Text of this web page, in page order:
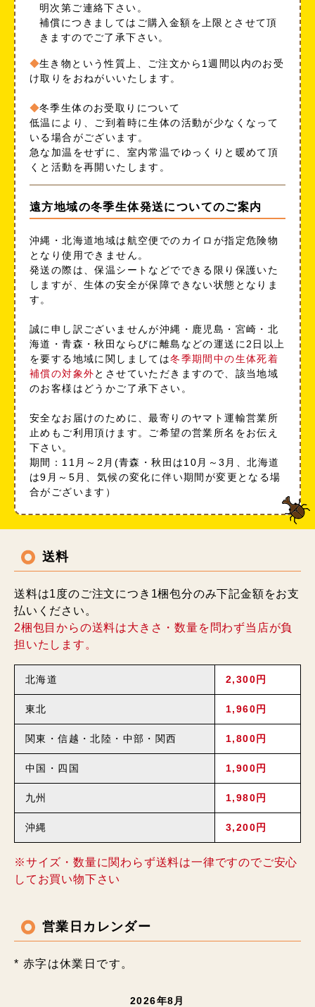
明次第ご連絡下さい。
補償につきましてはご購入金額を上限とさせて頂
きますのでご了承下さい。
生き物という性質上、ご注文から1週間以内のお受
け取りをおねがいいたします。
冬季生体のお受取りについて
低温により、ご到着時に生体の活動が少なくなって
いる場合がございます。
急な加温をせずに、室内常温でゆっくりと暖めて頂
くと活動を再開いたします。
遠方地域の冬季生体発送についてのご案内
沖縄・北海道地域は航空便でのカイロが指定危険物
となり使用できません。
発送の際は、保温シートなどでできる限り保護いた
しますが、生体の安全が保障できない状態となりま
す。
誠に申し訳ございませんが沖縄・鹿児島・宮崎・北
海道・青森・秋田ならびに離島などの運送に2日以上
を要する地域に関しましては冬季期間中の生体死着
補償の対象外とさせていただきますので、該当地域
のお客様はどうかご了承下さい。
安全なお届けのために、最寄りのヤマト運輸営業所
止めもご利用頂けます。ご希望の営業所名をお伝え
下さい。
期間：11月～2月(青森・秋田は10月～3月、北海道
は9月～5月、気候の変化に伴い期間が変更となる場
合がございます）
送料
送料は1度のご注文につき1梱包分のみ下記金額をお支
払いください。
2梱包目からの送料は大きさ・数量を問わず当店が負
担いたします。
北海道 2,300円
東北 1,960円
関東・信越・北陸・中部・関西 1,800円
中国・四国 1,900円
九州 1,980円
沖縄 3,200円
※サイズ・数量に関わらず送料は一律ですのでご安心
してお買い物下さい
営業日カレンダー
* 赤字は休業日です。
2026年8月